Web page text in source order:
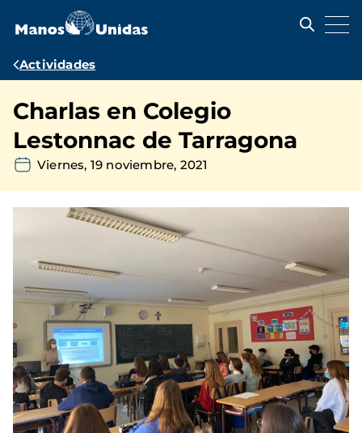
contenido
Ruta
navegación
Actividades
Charlas en Colegio
Lestonnac de Tarragona
Viernes, 19 noviembre, 2021